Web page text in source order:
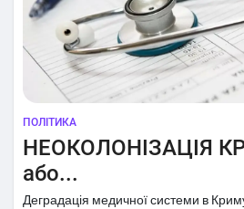
ПОЛІТИКА
НЕОКОЛОНІЗАЦІЯ
або...
Деградація медичної системи в